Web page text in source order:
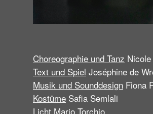
Choreographie und Tanz
Text und Spiel Joséphine de
Musik und Sounddesign Fiona
Kostüme Safia Semlali
Licht Mario Torchio